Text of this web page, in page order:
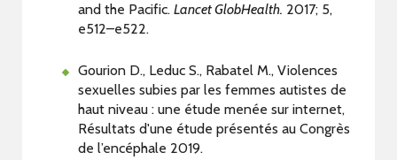
and the Pacific. Lancet GlobHealth. 2017; 5,
e512–e522.
Gourion D., Leduc S., Rabatel M., Violences
sexuelles subies par les femmes autistes de
haut niveau : une étude menée sur internet,
Résultats d'une étude présentés au Congrès
de l’encéphale 2019.